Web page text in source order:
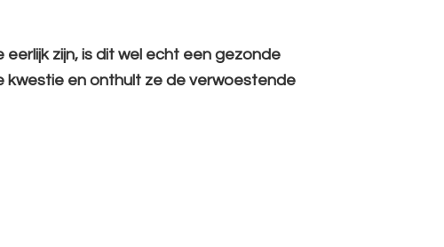
eerlijk zijn, is dit wel echt een gezonde
kwestie en onthult ze de verwoestende